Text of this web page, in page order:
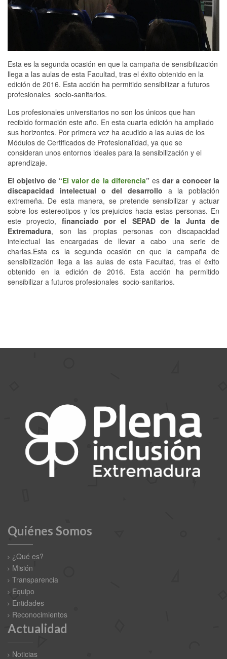
Esta es la segunda ocasión en que la campaña de sensibilización
llega a las aulas de esta Facultad, tras el éxito obtenido en la
edición de 2016. Esta acción ha permitido sensibilizar a futuros
profesionales socio-sanitarios.
Los profesionales universitarios no son los únicos que han
recibido formación este año. En esta cuarta edición ha ampliado
sus horizontes. Por primera vez ha acudido a las aulas de los
Módulos de Certificados de Profesionalidad, ya que se
consideran unos entornos ideales para la sensibilización y el
aprendizaje.
El objetivo de “El valor de la diferencia”es dar a conocer la
discapacidad intelectual o del desarrollo a la población
extremeña. De esta manera, se pretende sensibilizar y actuar
sobre los estereotipos y los prejuicios hacia estas personas. En
este proyecto, financiado por el SEPAD de la Junta de
Extremadura, son las propias personas con discapacidad
intelectual las encargadas de llevar a cabo una serie de
charlas.Esta es la segunda ocasión en que la campaña de
sensibilización llega a las aulas de esta Facultad, tras el éxito
obtenido en la edición de 2016. Esta acción ha permitido
sensibilizar a futuros profesionales socio-sanitarios.
Quiénes Somos
¿Qué es?
Misión
Transparencia
Equipo
Entidades
Reconocimientos
Actualidad
Noticias